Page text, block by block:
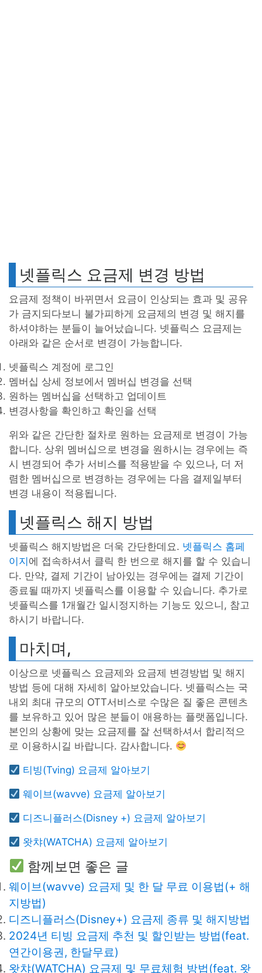
넷플릭스 요금제 변경 방법
요금제 정책이 바뀌면서 요금이 인상되는 효과 및 공유
가 금지되다보니 불가피하게 요금제의 변경 및 해지를
하셔야하는 분들이 늘어났습니다. 넷플릭스 요금제는
아래와 같은 순서로 변경이 가능합니다.
넷플릭스 계정에 로그인
멤버십 상세 정보에서 멤버십 변경을 선택
원하는 멤버십을 선택하고 업데이트
변경사항을 확인하고 확인을 선택
위와 같은 간단한 절차로 원하는 요금제로 변경이 가능
합니다. 상위 멤버십으로 변경을 원하시는 경우에는 즉
시 변경되어 추가 서비스를 적용받을 수 있으나, 더 저
렴한 멤버십으로 변경하는 경우에는 다음 결제일부터
변경 내용이 적용됩니다.
넷플릭스 해지 방법
넷플릭스 해지방법은 더욱 간단한데요. 넷플릭스 홈페
이지 에 접속하셔서 클릭 한 번으로 해지를 할 수 있습니
다. 만약, 결제 기간이 남아있는 경우에는 결제 기간이
종료될 때까지 넷플릭스를 이용할 수 있습니다. 추가로
넷플릭스를 1개월간 일시정지하는 기능도 있으니, 참고
하시기 바랍니다.
마치며,
이상으로 넷플릭스 요금제와 요금제 변경방법 및 해지
방법 등에 대해 자세히 알아보았습니다. 넷플릭스는 국
내외 최대 규모의 OTT서비스로 수많은 질 좋은 콘텐츠
를 보유하고 있어 많은 분들이 애용하는 플랫폼입니다.
본인의 상황에 맞는 요금제를 잘 선택하셔서 합리적으
로 이용하시길 바랍니다. 감사합니다.
티빙(Tving) 요금제 알아보기
웨이브(wavve) 요금제 알아보기
디즈니플러스(Disney +) 요금제 알아보기
왓챠(WATCHA) 요금제 알아보기
함께보면 좋은 글
웨이브(wavve) 요금제 및 한 달 무료 이용법(+ 해
지방법)
디즈니플러스(Disney+) 요금제 종류 및 해지방법
2024년 티빙 요금제 추천 및 할인받는 방법(feat.
연간이용권, 한달무료)
왓챠(WATCHA) 요금제 및 무료체험 방법(feat. 왓